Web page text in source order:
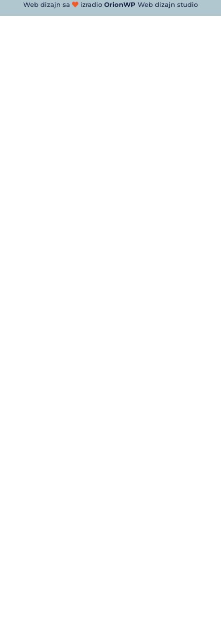
Web dizajn sa izradio OrionWP Web dizajn studio